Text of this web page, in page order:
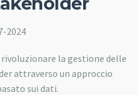
2024
la gestione delle
attraverso un approccio
sui dati.